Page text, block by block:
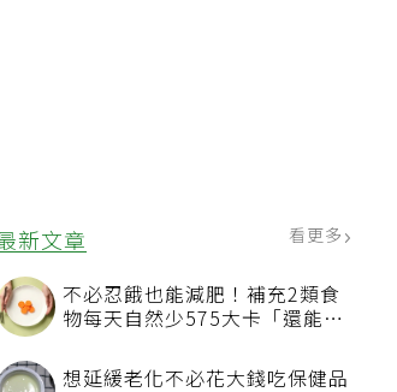
最新文章 看更多
不必忍餓也能減肥！補充2類食
物每天自然少575大卡「還能吃